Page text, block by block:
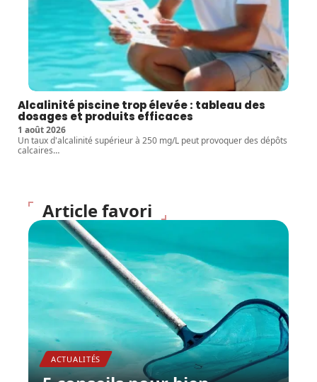
Alcalinité piscine trop élevée : tableau des
dosages et produits efficaces
1 août 2026
Un taux d'alcalinité supérieur à 250 mg/L peut provoquer des dépôts
calcaires…
Article favori
ACTUALITÉS